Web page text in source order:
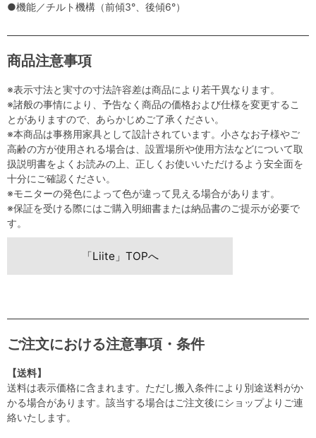
●機能／チルト機構（前傾3°、後傾6°）
商品注意事項
※表示寸法と実寸の寸法許容差は商品により若干異なります。
※諸般の事情により、予告なく商品の価格および仕様を変更するこ
とがありますので、あらかじめご了承ください。
※本商品は事務用家具として設計されています。小さなお子様やご
高齢の方が使用される場合は、設置場所や使用方法などについて取
扱説明書をよくお読みの上、正しくお使いいただけるよう安全面を
十分にご確認ください。
※モニターの発色によって色が違って見える場合があります。
※保証を受ける際にはご購入明細書または納品書のご提示が必要で
す。
「Liite」TOPへ
ご注文における注意事項・条件
【送料】
送料は表示価格に含まれます。ただし搬入条件により別途送料がか
かる場合があります。該当する場合はご注文後にショップよりご連
絡いたします。